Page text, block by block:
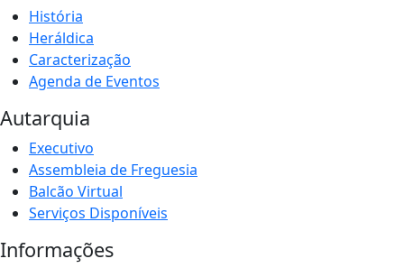
História
Heráldica
Caracterização
Agenda de Eventos
Autarquia
Executivo
Assembleia de Freguesia
Balcão Virtual
Serviços Disponíveis
Informações